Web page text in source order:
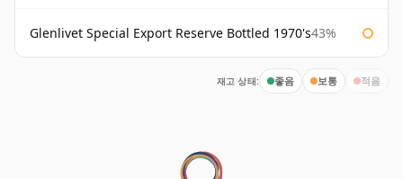
Glenlivet Special Export Reserve Bottled 1970's43%
재고 상태: 좋음 보통 적음